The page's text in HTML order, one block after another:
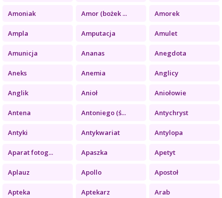
Amoniak Amor (bożek ... Amorek
Ampla Amputacja Amulet
Amunicja Ananas Anegdota
Aneks Anemia Anglicy
Anglik Anioł Aniołowie
Antena Antoniego (ś... Antychryst
Antyki Antykwariat Antylopa
Aparat fotog... Apaszka Apetyt
Aplauz Apollo Apostoł
Apteka Aptekarz Arab